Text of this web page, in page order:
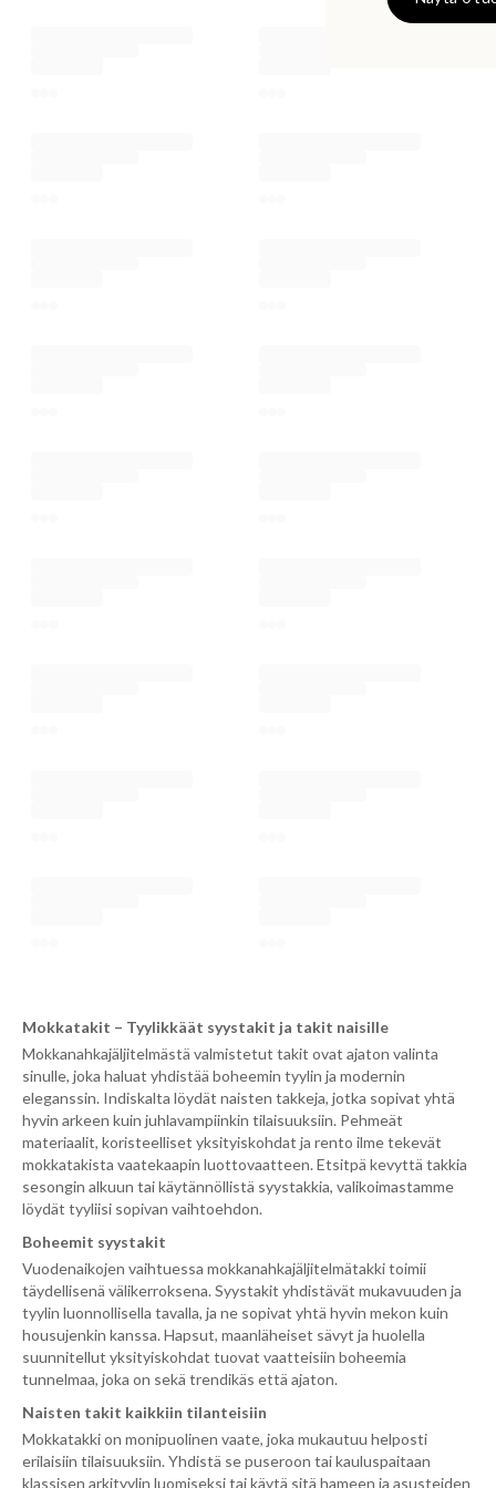
Mokkatakit – Tyylikkäät syystakit ja takit naisille
Mokkanahkajäljitelmästä valmistetut takit ovat ajaton valinta
sinulle, joka haluat yhdistää boheemin tyylin ja modernin
eleganssin. Indiskalta löydät naisten takkeja, jotka sopivat yhtä
hyvin arkeen kuin juhlavampiinkin tilaisuuksiin. Pehmeät
materiaalit, koristeelliset yksityiskohdat ja rento ilme tekevät
mokkatakista vaatekaapin luottovaatteen. Etsitpä kevyttä takkia
sesongin alkuun tai käytännöllistä syystakkia, valikoimastamme
löydät tyyliisi sopivan vaihtoehdon.
Boheemit syystakit
Vuodenaikojen vaihtuessa mokkanahkajäljitelmätakki toimii
täydellisenä välikerroksena. Syystakit yhdistävät mukavuuden ja
tyylin luonnollisella tavalla, ja ne sopivat yhtä hyvin mekon kuin
housujenkin kanssa. Hapsut, maanläheiset sävyt ja huolella
suunnitellut yksityiskohdat tuovat vaatteisiin boheemia
tunnelmaa, joka on sekä trendikäs että ajaton.
Naisten takit kaikkiin tilanteisiin
Mokkatakki on monipuolinen vaate, joka mukautuu helposti
erilaisiin tilaisuuksiin. Yhdistä se puseroon tai kauluspaitaan
klassisen arkityylin luomiseksi tai käytä sitä hameen ja asusteiden